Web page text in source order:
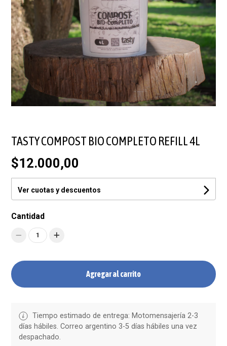
TASTY COMPOST BIO COMPLETO REFILL 4L
$12.000,00
Ver cuotas y descuentos
Cantidad
1
Agregar al carrito
Tiempo estimado de entrega: Motomensajería 2-3
días hábiles. Correo argentino 3-5 días hábiles una vez
despachado.